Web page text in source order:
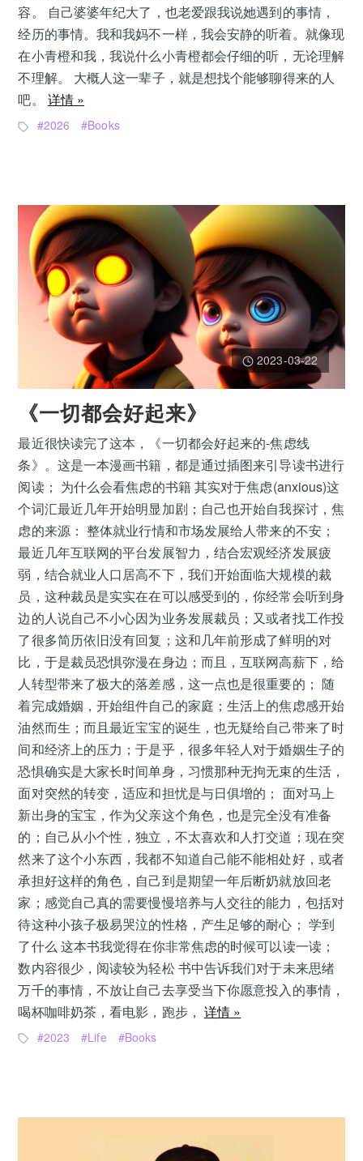
容。 自己婆婆年纪大了，也老爱跟我说她遇到的事情，
经历的事情。我和我妈不一样，我会安静的听着。就像现
在小青橙和我，我说什么小青橙都会仔细的听，无论理解
不理解。 大概人这一辈子，就是想找个能够聊得来的人
吧。 详情 »
2026 Books
2023-03-22
《一切都会好起来》
最近很快读完了这本，《一切都会好起来的-焦虑线
条》。这是一本漫画书籍，都是通过插图来引导读书进行
阅读； 为什么会看焦虑的书籍 其实对于焦虑(anxious)这
个词汇最近几年开始明显加剧；自己也开始自我探讨，焦
虑的来源： 整体就业行情和市场发展给人带来的不安；
最近几年互联网的平台发展智力，结合宏观经济发展疲
弱，结合就业人口居高不下，我们开始面临大规模的裁
员，这种裁员是实实在在可以感受到的，你经常会听到身
边的人说自己不小心因为业务发展裁员；又或者找工作投
了很多简历依旧没有回复；这和几年前形成了鲜明的对
比，于是裁员恐惧弥漫在身边；而且，互联网高薪下，给
人转型带来了极大的落差感，这一点也是很重要的； 随
着完成婚姻，开始组件自己的家庭；生活上的焦虑感开始
油然而生；而且最近宝宝的诞生，也无疑给自己带来了时
间和经济上的压力；于是乎，很多年轻人对于婚姻生子的
恐惧确实是大家长时间单身，习惯那种无拘无束的生活，
面对突然的转变，适应和担忧是与日俱增的； 面对马上
新出身的宝宝，作为父亲这个角色，也是完全没有准备
的；自己从小个性，独立，不太喜欢和人打交道；现在突
然来了这个小东西，我都不知道自己能不能相处好，或者
承担好这样的角色，自己到是期望一年后断奶就放回老
家；感觉自己真的需要慢慢培养与人交往的能力，包括对
待这种小孩子极易哭泣的性格，产生足够的耐心； 学到
了什么 这本书我觉得在你非常焦虑的时候可以读一读；
数内容很少，阅读较为轻松 书中告诉我们对于未来思绪
万千的事情，不放让自己去享受当下你愿意投入的事情，
喝杯咖啡奶茶，看电影，跑步， 详情 »
2023 Life Books